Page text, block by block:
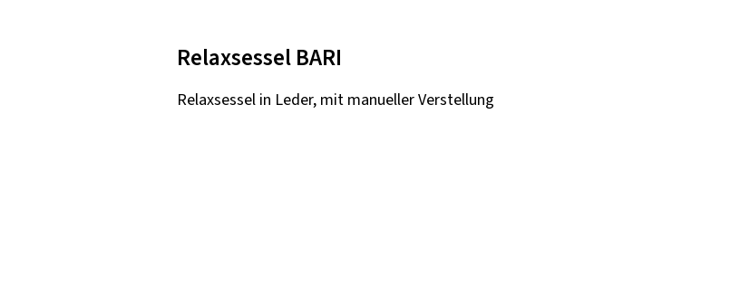
Relaxsessel BARI
Relaxsessel in Leder, mit manueller Verstellung